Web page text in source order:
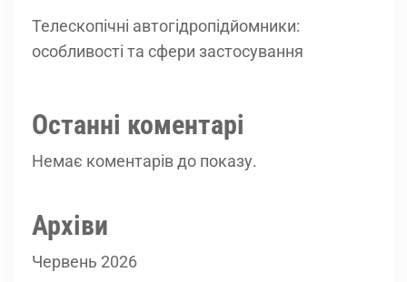
Телескопічні автогідропідйомники:
особливості та сфери застосування
Останні коментарі
Немає коментарів до показу.
Архіви
Червень 2026